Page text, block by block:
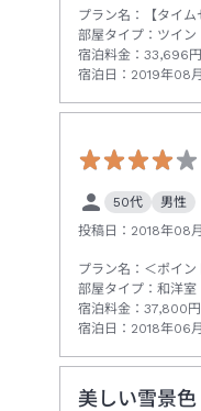
プラン名：
【タイ
部屋タイプ： ツイン
宿泊料金： 33,696円
宿泊日： 2019年08
50代
男性
投稿日： 2018年08
プラン名： ＜ポイン
部屋タイプ： 和洋室
宿泊料金： 37,800円
宿泊日： 2018年06
美しい雪景色